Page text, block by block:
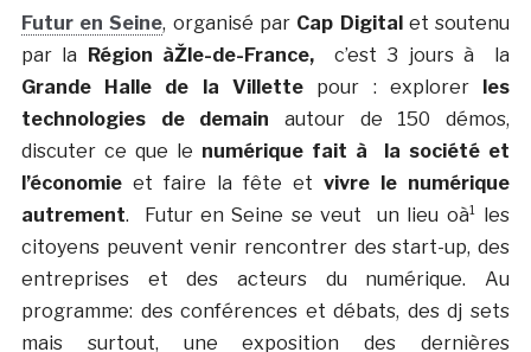
Futur en Seine, organisé par Cap Digital et soutenu
par la
Région àŽle-de-France, c’est 3 jours à la
Grande Halle de la Villette pour : explorer
les
technologies de demain autour de 150 démos,
discuter ce que le numérique fait à la société et
l’économieet faire la fête et vivre le numérique
autrement. Futur en Seine se veut un lieu oà¹ les
citoyens peuvent venir rencontrer des start-up, des
entreprises et des acteurs du numérique. Au
programme: des conférences et débats, des dj sets
mais surtout, une exposition des dernières